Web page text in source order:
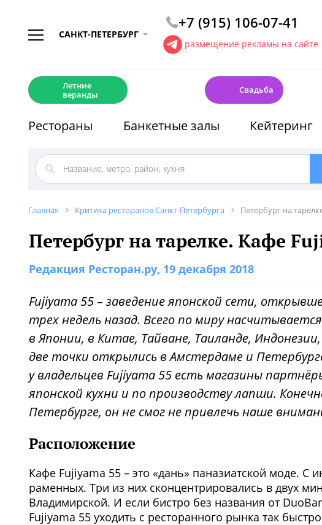
САНКТ-ПЕТЕРБУРГ
+7 (915) 106-07-41
размещение рекламы на сайте
Летние
веранды
Свадьба
Рестораны Банкетные залы Кейтеринг
Главная Критика ресторанов Санкт-Петербурга Петербург на
Петербург на тарелке. Кафе
Редакция Ресторан.ру, 19 декабря 2018
Fujiyama 55 – заведение японской сети,
трех недель назад. Всего по миру
в Японии, в Китае, Тайване, Таиланде,
две точки открылись в Амстердаме и
у владельцев Fujiyama 55 есть магазины
японской кухни и по производству лапши.
Петербурге, он не смог не привлечь наше
Расположение
Кафе Fujiyama 55 – это «дань» паназиатской моде. С
раменных. Три из них сконцентрировались в двух
Владимирской. И если бистро без названия от
Fujiyama 55 уходить с ресторанного рынка так